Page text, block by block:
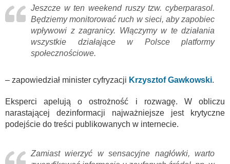
Jeszcze w ten weekend ruszy tzw. cyberparasol.
Będziemy monitorować ruch w sieci, aby zapobiec
wpływowi z zagranicy. Włączymy w te działania
wszystkie działające w Polsce platformy
społecznościowe.
– zapowiedział minister cyfryzacji Krzysztof Gawkowski.
Eksperci apelują o ostrożność i rozwagę. W obliczu
narastającej dezinformacji najważniejsze jest krytyczne
podejście do treści publikowanych w internecie.
Zamiast wierzyć w sensacyjne nagłówki, warto